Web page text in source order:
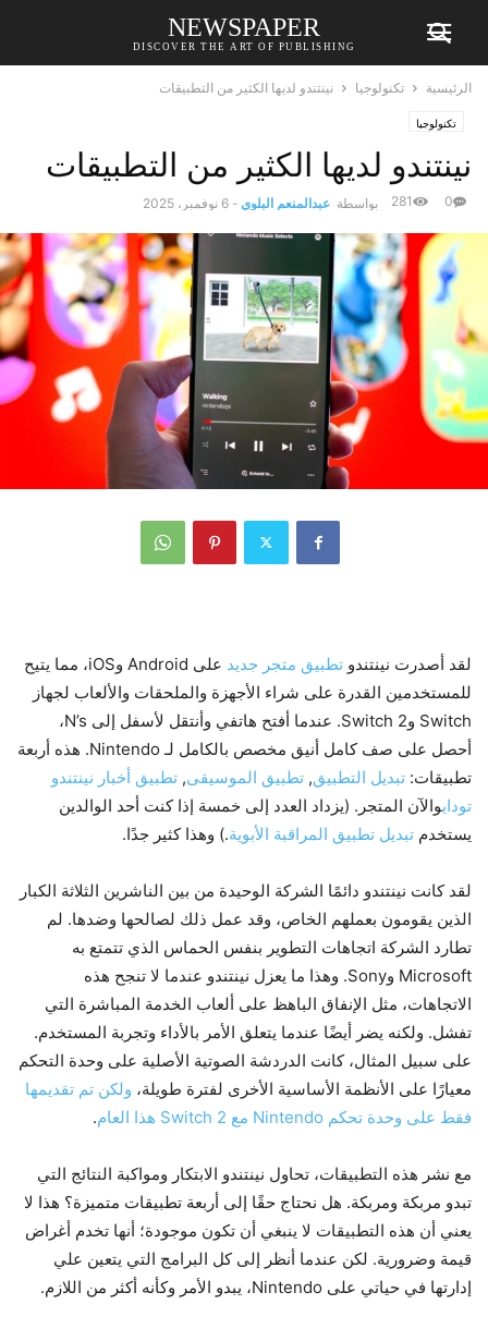
NEWSPAPER
DISCOVER THE ART OF PUBLISHING
الرئيسية تكنولوجيا نينتندو لديها الكثير من التطبيقات
تكنولوجيا
نينتندو لديها الكثير من التطبيقات
بواسطة عبدالمنعم البلوي - 6 نوفمبر، 2025 0
281
لقد أصدرت نينتندو تطبيق متجر جديد
على Android وiOS، مما يتيح
للمستخدمين القدرة على شراء الأجهزة والملحقات والألعاب لجهاز
Switch وSwitch 2. عندما أفتح هاتفي وأنتقل لأسفل إلى N’s،
أحصل على صف كامل أنيق مخصص بالكامل لـ Nintendo. هذه أربعة
تطبيقات: تبديل التطبيق, تطبيق الموسيقى, تطبيق أخبار نينتندو
تودايوالآن المتجر. (يزداد العدد إلى خمسة إذا كنت أحد الوالدين
يستخدم تبديل تطبيق المراقبة الأبوية.) وهذا كثير جدًا.
لقد كانت نينتندو دائمًا الشركة الوحيدة من بين الناشرين الثلاثة الكبار
الذين يقومون بعملهم الخاص، وقد عمل ذلك لصالحها وضدها. لم
تطارد الشركة اتجاهات التطوير بنفس الحماس الذي تتمتع به
Microsoft وSony. وهذا ما يعزل نينتندو عندما لا تنجح هذه
الاتجاهات، مثل الإنفاق الباهظ على ألعاب الخدمة المباشرة التي
تفشل. ولكنه يضر أيضًا عندما يتعلق الأمر بالأداء وتجربة المستخدم.
على سبيل المثال، كانت الدردشة الصوتية الأصلية على وحدة التحكم
معيارًا على الأنظمة الأساسية الأخرى لفترة طويلة، ولكن تم تقديمها
فقط على وحدة تحكم Nintendo مع Switch 2 هذا العام
.
مع نشر هذه التطبيقات، تحاول نينتندو الابتكار ومواكبة النتائج التي
تبدو مربكة ومربكة. هل نحتاج حقًا إلى أربعة تطبيقات متميزة؟ هذا لا
يعني أن هذه التطبيقات لا ينبغي أن تكون موجودة؛ أنها تخدم أغراض
قيمة وضرورية. لكن عندما أنظر إلى كل البرامج التي يتعين علي
إدارتها في حياتي على Nintendo، يبدو الأمر وكأنه أكثر من اللازم.